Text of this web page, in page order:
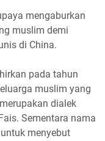
mengaburkan
muslim demi
di China.
pada tahun
muslim yang
dialek
Sementara nama
menyebut